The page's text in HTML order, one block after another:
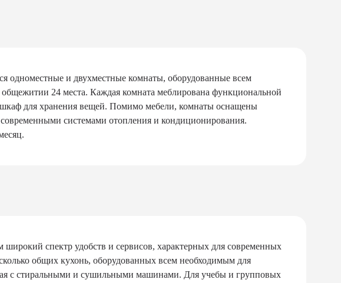
одноместные и двухместные комнаты, оборудованные всем
24 места. Каждая комната меблирована функциональной
для хранения вещей. Помимо мебели, комнаты оснащены
системами отопления и кондиционирования.
спектр удобств и сервисов, характерных для современных
общих кухонь, оборудованных всем необходимым для
с стиральными и сушильными машинами. Для учебы и групповых